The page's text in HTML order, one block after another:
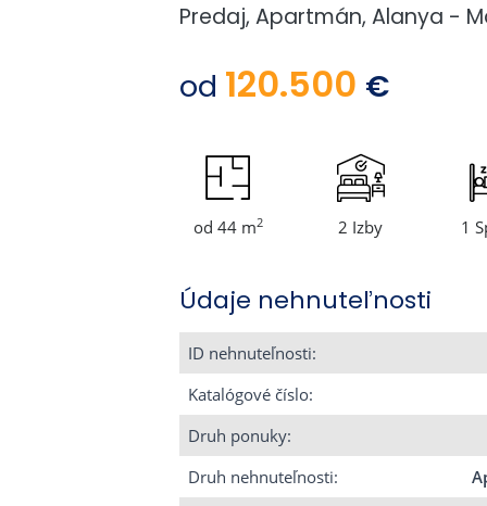
Predaj, Apartmán, Alanya -
od 120.500 €
od 44 m2 2 Izby 1
Údaje nehnuteľnosti
ID nehnuteľnosti:
Katalógové číslo:
Druh ponuky:
Druh nehnuteľnosti: